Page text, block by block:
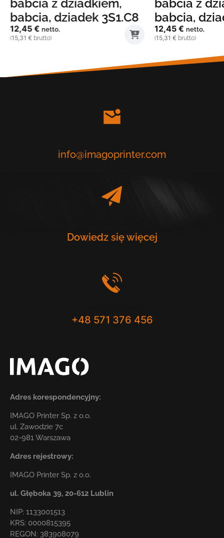
babcia z dziadkiem,
babcia, dziadek 3S1.C8
12,45€ netto,
(15,31 €brutto)
babcia z
babcia,
12,45 € netto,
(15,31 € brutto)
info@imagoprinter.com
Dowiedz się więcej
+48 571 376 456
Adres korespondencyjny:
IMAGO Printer Sp. z o.o.
ul. Zawodzie 7c
02-981 Warszawa
Adres rejestrowy:
IMAGO Printer Sp. z o.o.
ul. Głęboka 39, 20-612 Lublin
NIP: 1133001513
KRS: 0000815395
REGON: 383908079